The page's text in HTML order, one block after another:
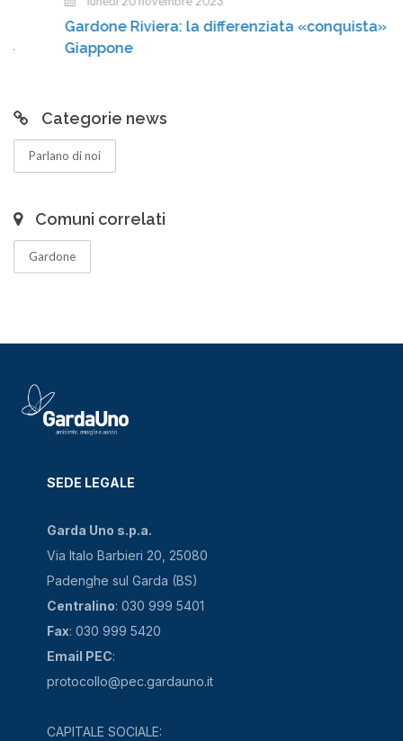
Gardone Riviera: la differenziata «conquista» il
Giappone
Categorie news
Parlano di noi
Comuni correlati
Gardone
SEDE LEGALE
Garda Uno s.p.a.
Via Italo Barbieri 20, 25080
Padenghe sul Garda (BS)
Centralino: 030 999 5401
Fax: 030 999 5420
Email PEC:
protocollo@pec.gardauno.it
CAPITALE SOCIALE: